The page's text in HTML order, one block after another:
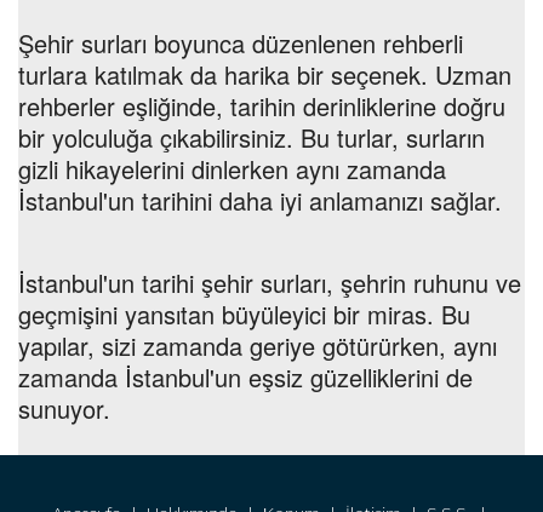
Şehir surları boyunca düzenlenen rehberli
turlara katılmak da harika bir seçenek. Uzman
rehberler eşliğinde, tarihin derinliklerine doğru
bir yolculuğa çıkabilirsiniz. Bu turlar, surların
gizli hikayelerini dinlerken aynı zamanda
İstanbul'un tarihini daha iyi anlamanızı sağlar.
İstanbul'un tarihi şehir surları, şehrin ruhunu ve
geçmişini yansıtan büyüleyici bir miras. Bu
yapılar, sizi zamanda geriye götürürken, aynı
zamanda İstanbul'un eşsiz güzelliklerini de
sunuyor.